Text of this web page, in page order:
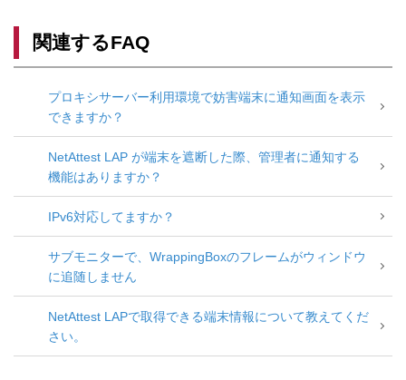
関連するFAQ
プロキシサーバー利用環境で妨害端末に通知画面を表示
できますか？
NetAttest LAP が端末を遮断した際、管理者に通知する
機能はありますか？
IPv6対応してますか？
サブモニターで、WrappingBoxのフレームがウィンドウ
に追随しません
NetAttest LAPで取得できる端末情報について教えてくだ
さい。